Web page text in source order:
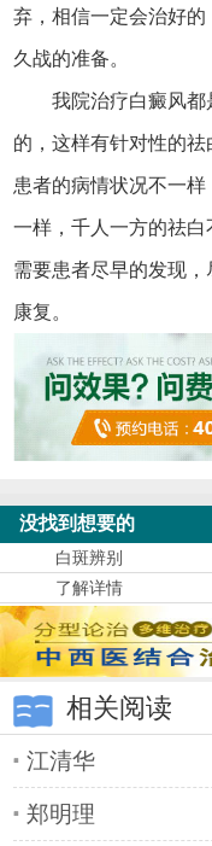
弃，相信一定会治好
久战的准备。
我院治疗白癜风都
的，这样有针对性的
患者的病情状况不一
一样，千人一方的祛
需要患者尽早的发现
康复。
没找到想要的
白斑辨别
了解详情
相关阅读
江清华
郑明理